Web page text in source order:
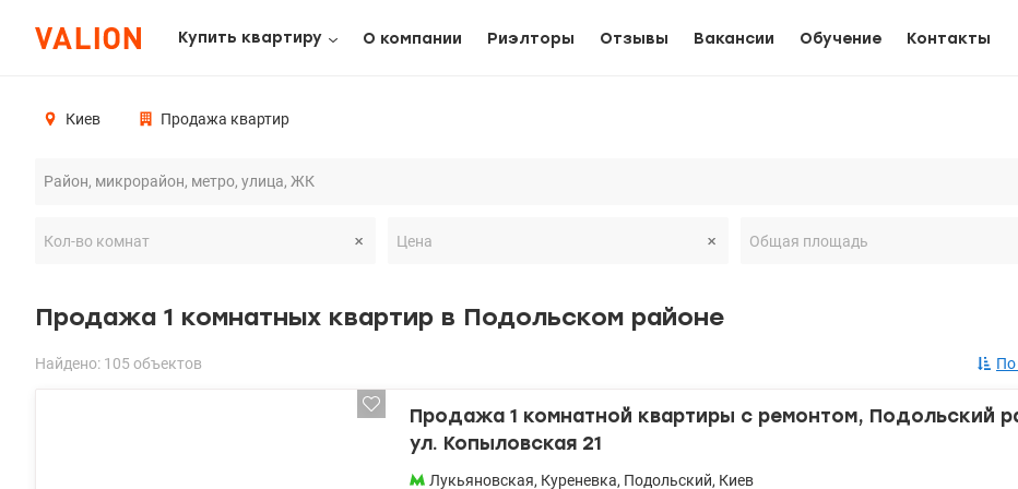
Купить квартиру О компании Риэлторы Отзывы Вакансии Обучение Контакты
Киев Продажа квартир
Продажа 1 комнатных квартир в Подольском районе
Найдено: 105 объектов По
Продажа 1 комнатной квартиры с ремонтом, Подольский
ул. Копыловская 21
Лукьяновская, Куреневка, Подольский, Киев